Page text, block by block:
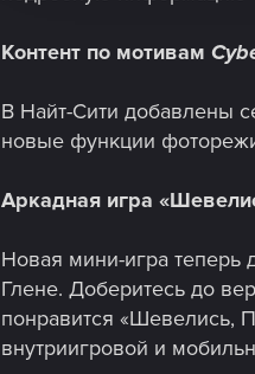
Контент по мотивам
В Найт-Сити добавлены
новые функции
Аркадная игра
Новая мини-игра теперь
Глене. Доберитесь до
понравится «Шевелись,
внутриигровой и